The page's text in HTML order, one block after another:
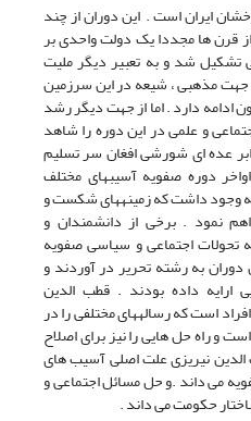
ایران است . این دوران از چند
قرن ها مجددا یک دولت واحدی بر
تشکیل شد و به تعبیر دیگر ملیت
جهت مذهبی ، شیعه در این سرزمین
ادامه دارد . اما از جهت دیگر رشد
و علمی در این دوره را شاهد
عده ای شورشی افغان سر تسلیم
دوره صفویه آسیب‏های مختلف
وجود داشت که زمینه‏های شکست و
نمود . برخی از دانشمندان و
تحولات اجتماعی و سیاسی صفویه
دوران به رشته تحریر در آوردند و
ارایه داده بودند . قطب الدین
از جمله این افراد است که رساله‏های مختلفی را در
و راه حل هایی را نیز برای اصلاح
نیریزی علت اصلی آسیب های
می داند .و حل مسائل اجتماعی و
حکومت می داند .